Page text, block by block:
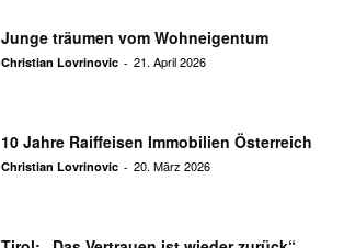
Junge träumen vom Wohneigentum
Christian Lovrinovic - 21. April 2026
10 Jahre Raiffeisen Immobilien Österreich
Christian Lovrinovic - 20. März 2026